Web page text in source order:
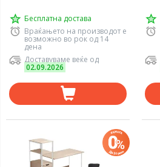
Бесплатна достава
Враќањето на производот е
возможно во рок од 14
дена
Доставуваме веќе од
02.09.2026